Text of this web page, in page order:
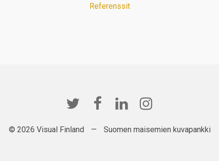
Referenssit
© 2026 Visual Finland — Suomen maisemien kuvapankki